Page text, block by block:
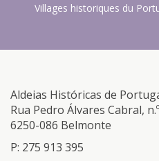
Villages historiques du
Aldeias Históricas de
Rua Pedro Álvares Cabral,
6250-086 Belmonte
P: 275 913 395